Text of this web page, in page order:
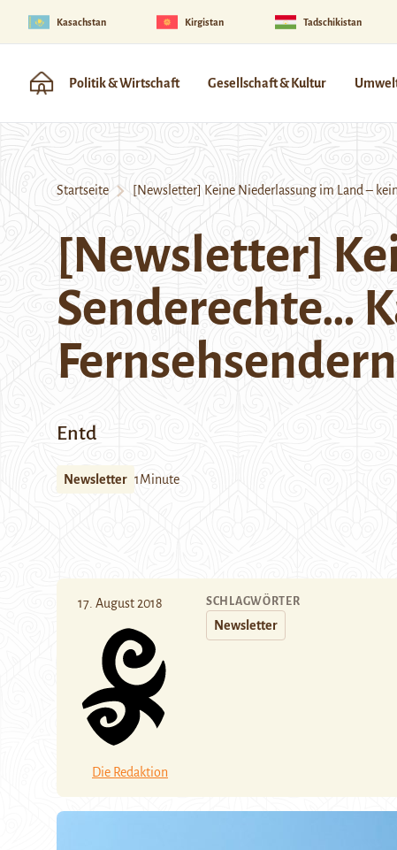
Kasachstan Kirgistan Tadschikistan
Politik & Wirtschaft Gesellschaft & Kultur
Startseite [Newsletter] Keine Niederlassung im Land –
[Newsletter]
Senderechte…
Entd
Newsletter 1Minute
17. August 2018
Die Redaktion
SCHLAGWÖRTER
Newsletter